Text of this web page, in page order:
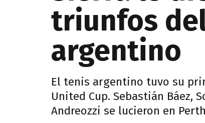
triunfos
argentino
El tenis argentino tuvo su
United Cup. Sebastián Báez,
Andreozzi se lucieron en